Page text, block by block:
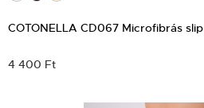
COTONELLA CD067 Microfibrás slip
4 400 Ft